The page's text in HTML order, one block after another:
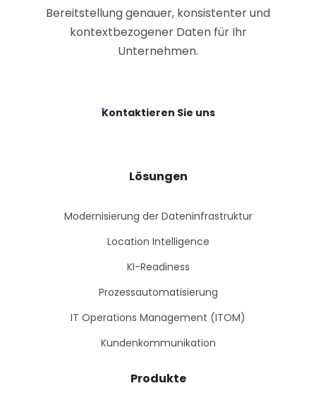
Bereitstellung genauer, konsistenter und
kontextbezogener Daten für Ihr
Unternehmen.
Kontaktieren Sie uns
Lösungen
Modernisierung der Dateninfrastruktur
Location Intelligence
KI-Readiness
Prozessautomatisierung
IT Operations Management (ITOM)
Kundenkommunikation
Produkte